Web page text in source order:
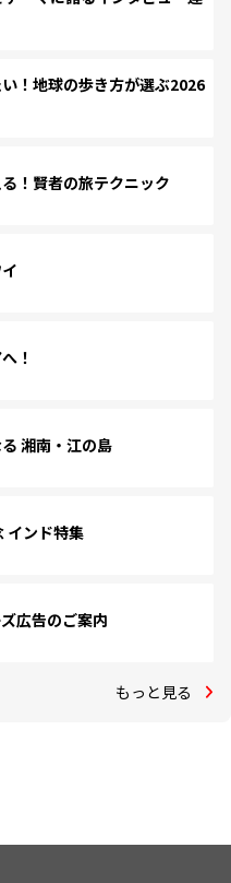
！地球の歩き方が選ぶ2026
！賢者の旅テクニック
！
湘南・江の島
インド特集
広告のご案内
もっと見る